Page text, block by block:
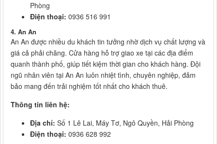
Phòng
Điện thoại: 0936 516 991
4. An An
An An được nhiều du khách tin tưởng nhờ dịch vụ chất lượng và
giá cả phải chăng. Cửa hàng hỗ trợ giao xe tại các địa điểm
quanh thành phố, giúp tiết kiệm thời gian cho khách hàng. Đội
ngũ nhân viên tại An An luôn nhiệt tình, chuyên nghiệp, đảm
bảo mang đến trải nghiệm tốt nhất cho khách thuê.
Thông tin liên hệ:
Địa chỉ: Số 1 Lê Lai, Máy Tơ, Ngô Quyền, Hải Phòng
Điện thoại: 0936 628 992